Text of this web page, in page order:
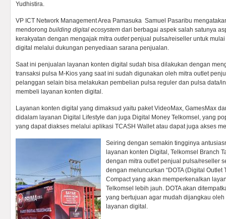
Yudhistira.
VP ICT Network Management Area Pamasuka Samuel Pasaribu
mendorong building digital ecosystem dari berbagai aspek salah satunya
kerakyatan dengan mengajak mitra outletpenjual pulsa/reiseller untuk
digital melalui dukungan penyediaan sarana penjualan.
Saat ini penjualan layanan konten digital sudah bisa dilakukan dengan
transaksi pulsa M-Kios yang saat ini sudah digunakan oleh mitra outlet
pelanggan selain bisa melakukan pembelian pulsa reguler dan pulsa data/
membeli layanan konten digital.
Layanan konten digital yang dimaksud yaitu paket VideoMax, GamesMax
didalam layanan Digital Lifestyle dan juga Digital Money Telkomsel, yang
yang dapat diakses melalui aplikasi TCASH Wallet atau dapat juga akses
Seiring dengan semakin tingginya
layanan konten Digital, Telkomsel Branch
dengan mitra outlet penjual pulsa/reseller
dengan meluncurkan “DOTA (Digital Outlet
Compact yang akan memperkenalkan
Telkomsel lebih jauh. DOTA akan
yang bertujuan agar mudah dijangkau
layanan digital.